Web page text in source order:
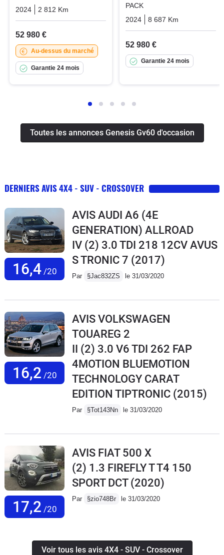
2024
2 812 Km Electric
52 980 €
Au-dessus du marché
Garantie 24 mois
PACK
2024
8 687 Km
52 980 €
Garantie 24 mois
Toutes les annonces Genesis Gv60 d'occasion
DERNIERS AVIS 4X4 - SUV - CROSSOVER
16,4/20
AVIS AUDI A6 (4E
GENERATION) ALLROAD
IV (2) 3.0 TDI 218 12CV AVUS
S TRONIC 7 (2017)
Par §Jac832ZS le 31/03/2020
16,2 /20
AVIS VOLKSWAGEN
TOUAREG 2
II (2) 3.0 V6 TDI 262 FAP
4MOTION BLUEMOTION
TECHNOLOGY CARAT
EDITION TIPTRONIC (2015)
Par §Tot143Nn le 31/03/2020
17,2 /20
AVIS FIAT 500 X
(2) 1.3 FIREFLY T T4 150
SPORT DCT(2020)
Par §zio748Br le 31/03/2020
Voir tous les avis 4X4 - SUV - Crossover